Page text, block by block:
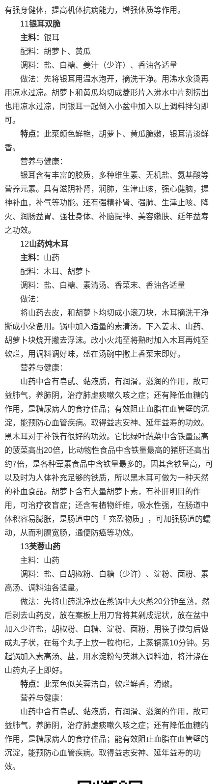
有强身健体，提高机体抗病能力，增强体质等作用。
11银耳双脆
主料： 银耳
配料：胡萝卜、黄瓜
调料：盐、白糖、姜汁（少许）、香油各适量
做法：先将银耳用温水泡开，摘洗干净。用沸水汆烫再
用凉水过凉。胡萝卜和黄瓜均切成菱形片入沸水中片刻捞出
也用凉水过凉，同银耳一起倒入小盆中加入以上调料拌匀即
可。
特点：
此菜颜色鲜艳，胡萝卜、黄瓜脆嫩，银耳清淡鲜
香。
营养与健康：
银耳含有丰富的胶质，多种维生素、无机盐、氨基酸等
营养元素。具有滋阴补肾，润肺，生津止咳，强心健脑，提
神补血，补气等功能。还有强精补肾、强肺、生津止咳、降
火、润肠益胃、强壮身体、补脑提神、美容嫩肤、延年益寿
之功效。
12山药炖木耳
主料： 山药
配料：木耳、胡萝卜
调料：盐、白糖、素清汤、香菜末、香油各适量
做法：
将山药去皮，和胡萝卜均切成小滚刀块，木耳摘洗干净
撕成小朵备用。锅中加入适量的素清汤，下入姜末、山药、
胡萝卜块烧开撇去浮沫。改小火炖至将熟时加入木耳再炖至
软烂，用调料调好味，盛在汤碗中撒上香菜末即好。
营养与健康：
山药中含有皂甙、黏液质，有润滑，滋润的作用，故可
益肺气，养肺阴，治疗肺虚痰嗽久咳之症；还有降低血糖的
作用，是糖尿病人的食疗佳品；有效阻止血脂在血管壁的沉
淀，能预防心血管疾病。取得益志安神、延年益寿的功效。
黑木耳对于补铁有很好的功效。它比绿叶蔬菜中含铁量最高
的菠菜高出20倍，比动物性食品中含铁量最高的猪肝还高出
约7倍，是各种荤素食品中含铁量最多的。因其含铁量高，可
以及时为人体补充足够的铁质，所以黑木耳可做为一种天然
的补血食品。胡萝卜含有大量胡萝卜素，有补肝明目的作
用，可治疗夜盲症；还含有植物纤维，吸水性强，在肠道中
体积容易膨胀，是肠道中的「 充盈物质」，可加强肠道的蠕
动，从而利膈宽肠，通便防癌等功效。
13芙蓉山药
主料：山药
调料：盐、白胡椒粉、白糖（少许）、淀粉、面粉、素
高汤、调料油各适量。
做法：先将山药洗净放在蒸锅中大火蒸20分钟至熟，然
后剥去山药皮，放在案板上用刀背将其剁成泥状，放在盆中
加入少许盐，胡椒粉、白糖、淀粉、面粉，用筷子搅匀后做
成丸子状，在每个丸子上放一粒枸杞，上蒸锅蒸10分钟。另
起锅加入素高汤、盐，用水淀粉勾芡淋入调料油，将汁浇在
山药丸子上即好。
特点：
此菜色似芙蓉洁白，软烂鲜香，滑嫩。
营养与健康：
山药中含有皂甙、黏液质，有润滑、滋润的作用，故可
益肺气，养肺阴，治疗肺虚痰嗽久咳之症；还有降低血糖的
作用，是糖尿病人的食疗佳品；能有效阻止血脂在血管壁的
沉淀，能预防心血管疾病。取得益志安神、延年益寿的功
效。